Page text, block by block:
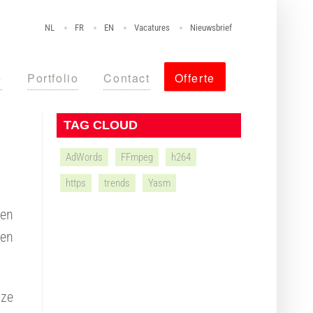
NL FR EN Vacatures Nieuwsbrief
Portfolio Contact Offerte
TAG CLOUD
AdWords FFmpeg h264
https trends Yasm